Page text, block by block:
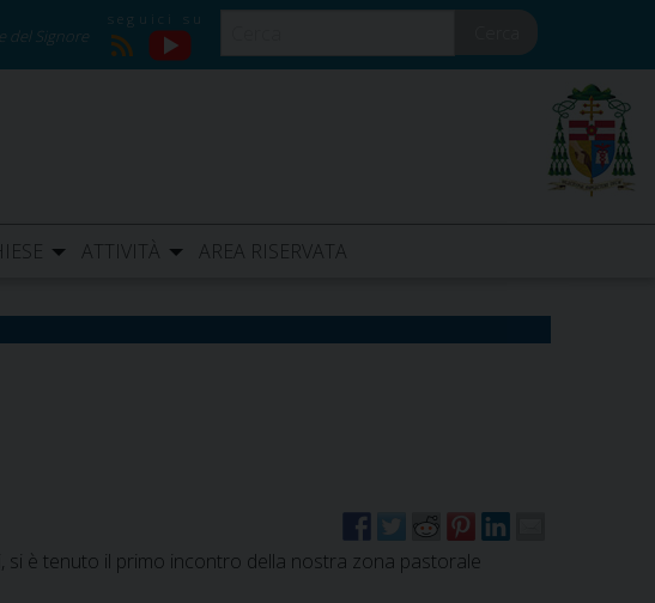
del Signore
RSS
YouTube
ATTIVITÀ AREA RISERVATA
si è tenuto il primo incontro della nostra zona pastorale